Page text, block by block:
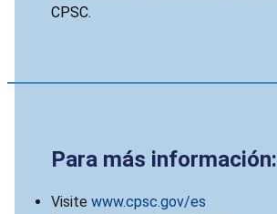
CPSC.
Para más información:
Visite www.cpsc.gov/es